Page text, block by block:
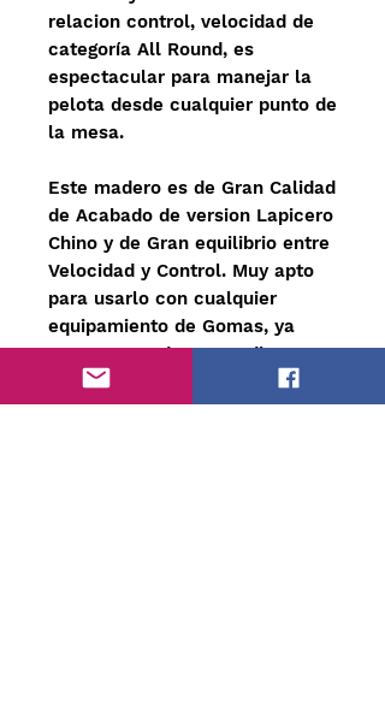
relacion control, velocidad de
categoría All Round, es
espectacular para manejar la
pelota desde cualquier punto de
la mesa.
Este madero es de Gran Calidad
de Acabado de version Lapicero
Chino y de Gran equilibrio entre
Velocidad y Control. Muy apto
para usarlo con cualquier
equipamiento de Gomas, ya
sean gomas duras, medias o
Blandas inclusive con poros
Largo y Cortos gracias a su gran